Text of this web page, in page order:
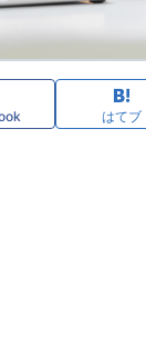
はてブ